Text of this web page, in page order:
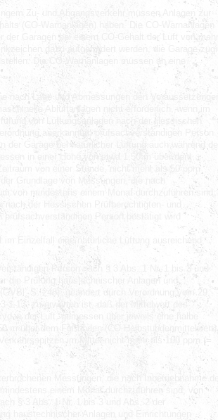
Zu- und Abgangsverkehr müssen Anlagen zur
(CO-Warnanlagen) haben. Die CO-Warnanlagen
Garagen bei einem CO-Gehalt der Luft von mehr
dazu aufgefordert werden, die Garage zügig
Die CO-Warnanlagen müssen an eine
nach Lage und Abmessungen den Voraussetzungen
Abluftanlagen nicht erforderlich, wenn im
von Lüftungsanlagen nach der Hessischen
anerkannten prüfsachverständigen Person
der Garage bei natürlicher Lüftung auch während der
in einer Höhe von etwa 1,50 m über dem
von einer Stunde, nicht mehr als 50 ppm
Grundlage von Messungen, die nach
von mindestens einem Monat durchzuführen sind,
der Hessischen Prüfberechtigten- und
prüfsachverständigen Person bestätigt wird
Einzelfall eine natürliche Lüftung ausreichend,
Person nach § 3 Abs. 1 Nr. 1 bis 3 und
die Prüfung haustechnischer Anlagen und
S. 248), geändert durch Verordnung vom 29.
1-13, zu erwarten ist, daß der Mittelwert des
in der Luft, gemessen über jeweils eine halbe
m über dem Fußboden (CO-Halbstundenmittelwert),
im Mittel nicht mehr als 100 ppm (=
Messungen, die nach Inbetriebnahme der
einem Monat durchzuführen sind, von
§ 3 Abs. 1 Nr. 1 bis 3 und Abs. 2 der
haustechnischer Anlagen und Einrichtungen